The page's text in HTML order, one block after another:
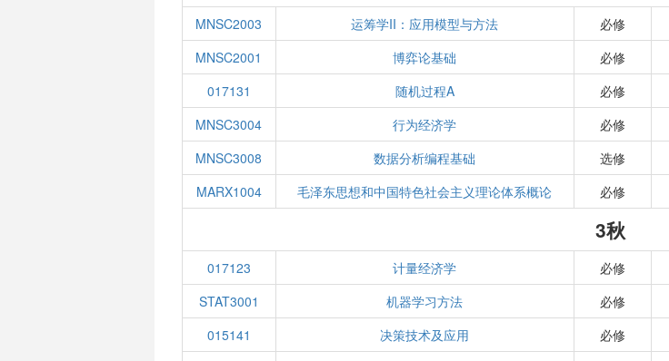
MNSC2003 运筹学II：应用模型与方法 必修
MNSC2001
博弈论基础 必修
017131
随机过程A 必修
MNSC3004
行为经济学 必修
MNSC3008
数据分析编程基础 选修
MARX1004
毛泽东思想和中国特色社会主义理论体系概论 必修
3秋
017123 计量经济学 必修
STAT3001
机器学习方法 必修
015141
决策技术及应用 必修